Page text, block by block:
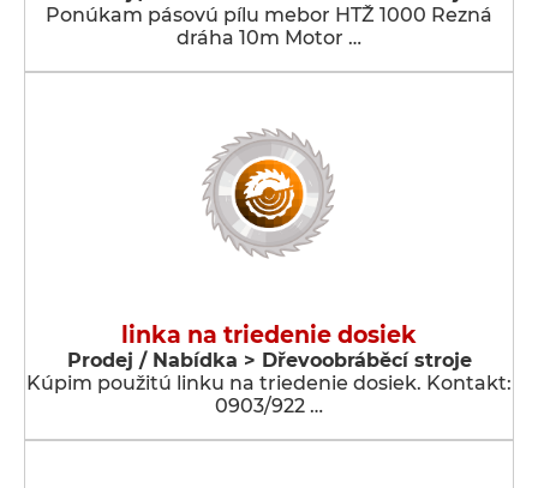
Ponúkam pásovú pílu mebor HTŽ 1000 Rezná
dráha 10m Motor …
linka na triedenie dosiek
Prodej / Nabídka > Dřevoobráběcí stroje
Kúpim použitú linku na triedenie dosiek. Kontakt:
0903/922 …